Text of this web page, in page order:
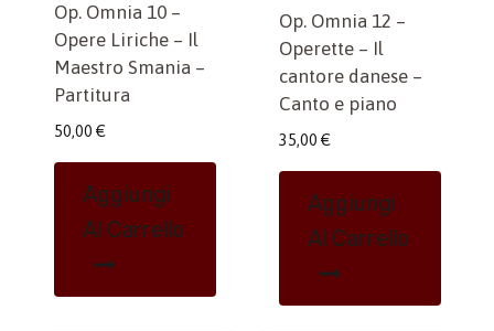
Op. Omnia 10 –
Opere Liriche – Il
Maestro Smania –
Partitura
50,00 €
Aggiungi
Al Carrello
Op. Omnia 12 –
Operette – Il
cantore danese –
Canto e piano
35,00 €
Aggiungi
Al Carrello